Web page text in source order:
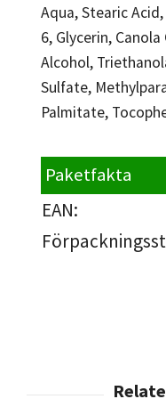
Aqua, Stearic
6, Glycerin,
Alcohol,
Sulfate,
Palmitate,
Paketfakta
EAN: